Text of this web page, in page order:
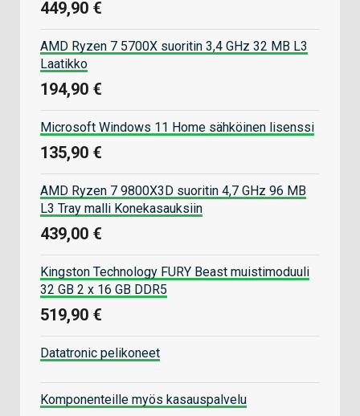
449,90 €
AMD Ryzen 7 5700X suoritin 3,4 GHz 32 MB L3
Laatikko
194,90 €
Microsoft Windows 11 Home sähköinen lisenssi
135,90 €
AMD Ryzen 7 9800X3D suoritin 4,7 GHz 96 MB
L3 Tray malli Konekasauksiin
439,00 €
Kingston Technology FURY Beast muistimoduuli
32 GB 2 x 16 GB DDR5
519,90 €
Datatronic pelikoneet
Komponenteille myös kasauspalvelu